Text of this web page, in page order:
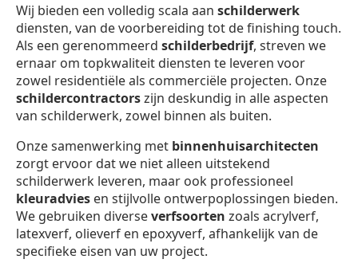
Wij bieden een volledig scala aan schilderwerk
diensten, van de voorbereiding tot de finishing touch.
Als een gerenommeerd schilderbedrijf, streven we
ernaar om topkwaliteit diensten te leveren voor
zowel residentiële als commerciële projecten. Onze
schildercontractorszijn deskundig in alle aspecten
van schilderwerk, zowel binnen als buiten.
Onze samenwerking met binnenhuisarchitecten
zorgt ervoor dat we niet alleen uitstekend
schilderwerk leveren, maar ook professioneel
kleuradvies en stijlvolle ontwerpoplossingen bieden.
We gebruiken diverseverfsoorten zoals acrylverf,
latexverf, olieverf en epoxyverf, afhankelijk van de
specifieke eisen van uw project.